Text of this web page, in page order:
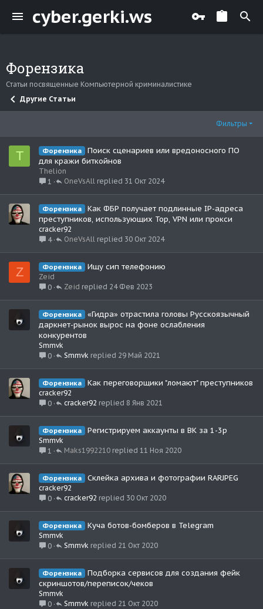
cyber.gerki.ws
Форензика
Статьи посвященные Компьютерной криминалистике
Другие Статьи
Фильтры
T Форензика
Поиск сценариев или вредоносного ПО
для кражи биткойнов
Thelion
1
31 Окт 2024
OneVsAll
Форензика
Как ФБР получает подлинные IP-адреса
преступников, использующих Тор, VPN или прокси
cracker92
4
30 Окт 2024
OneVsAll
Z Форензика Ищу сип телефонию
Zeid
0
24 Фев 2023
Zeid
Форензика
«Гидра» отрастила головы Русскоязычный
даркнет-рынок вырос на фоне ослабления
конкурентов
Smmvk
0
29 Май 2021
Smmvk
Форензика Как переговорщики "ломают" преступников
cracker92
0
8 Янв 2021
cracker92
Форензика Регистрируем аккаунты в ВК за 1-3р
Smmvk
1
11 Ноя 2020
Maks1992210
Форензика Склейка архива и фотографии RARJPEG
cracker92
0
30 Окт 2020
cracker92
Форензика Куча ботов-бомберов в Telegram
Smmvk
0
21 Окт 2020
Smmvk
Форензика
Подборка сервисов для создания фейк
скриншотов/переписок/чеков
Smmvk
0
21 Окт 2020
Smmvk